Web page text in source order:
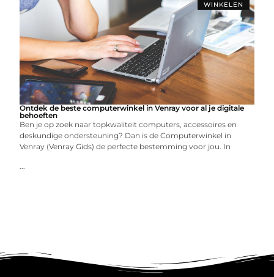
WINKELEN
Ontdek de beste computerwinkel in Venray voor al je digitale
behoeften
Ben je op zoek naar topkwaliteit computers, accessoires en
deskundige ondersteuning? Dan is de Computerwinkel in
Venray (Venray Gids) de perfecte bestemming voor jou. In
...